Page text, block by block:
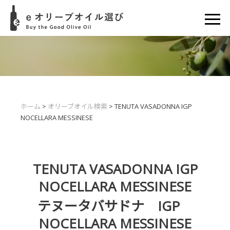
ホーム > オリーブオイル検索 > TENUTA VASADONNA IGP
NOCELLARA MESSINESE
TENUTA VASADONNA IGP
NOCELLARA MESSINESE
テヌータバサドナ IGP
NOCELLARA MESSINESE